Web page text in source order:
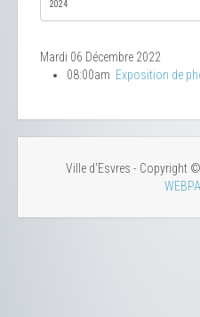
Mardi 06 Décembre 2022
08:00am Exposition de
Ville d'Esvres - Copyright